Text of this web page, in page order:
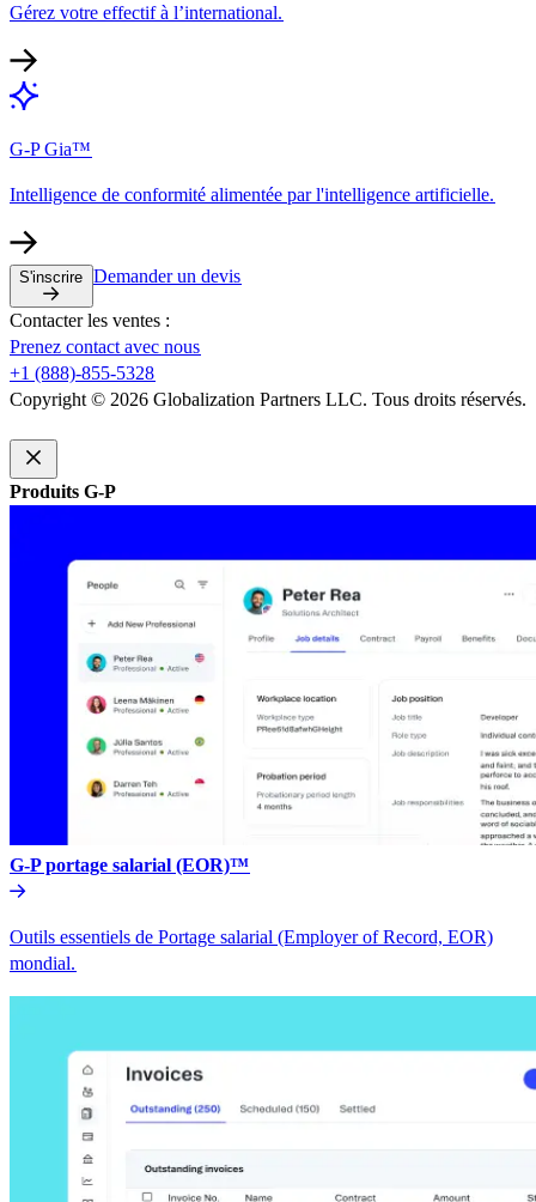
Gérez votre effectif à l’international.​​
G-P Gia™​​
Intelligence de conformité alimentée par l'intelligence artificielle.​​
S'inscrire​​ Demander un devis​​
Contacter les ventes :​​
Prenez contact avec nous​​
+1 (888)-855-5328​​
Copyright © 2026 Globalization Partners LLC. Tous droits réservés.​​
Produits G-P​​
G-P portage salarial (EOR)™​​
Outils essentiels de Portage salarial (Employer of Record, EOR)
mondial.​​